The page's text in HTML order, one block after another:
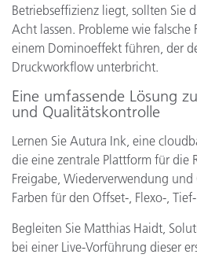
Betriebseffizienz liegt, sollten Sie
Acht lassen. Probleme wie
einem Dominoeffekt führen, der
Druckworkflow unterbricht.
Eine umfassende Lösung
und Qualitätskontrolle
Lernen Sie Autura Ink, eine
die eine zentrale Plattform für die
Freigabe, Wiederverwendung
Farben für den Offset-, Flexo-,
Begleiten Sie Matthias Haidt,
bei einer Live-Vorführung dieser